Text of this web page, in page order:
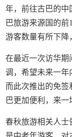
年，前往古巴的中
巴旅游来源国的前
游客数量有所下降
在最近一次访华期
调，希望未来一年
而此次推出的免
巴更加便利，来一
春秋旅游相关人士